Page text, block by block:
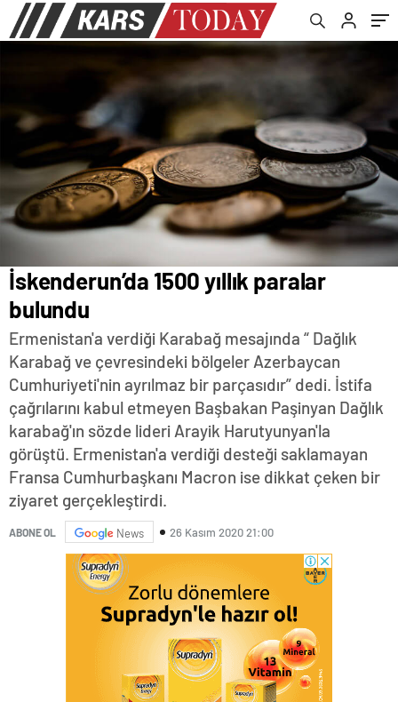
İskenderun’da 1500 yıllık paralar
bulundu
Ermenistan'a verdiği Karabağ mesajında “ Dağlık
Karabağ ve çevresindeki bölgeler Azerbaycan
Cumhuriyeti'nin ayrılmaz bir parçasıdır” dedi. İstifa
çağrılarını kabul etmeyen Başbakan Paşinyan Dağlık
karabağ'ın sözde lideri Arayik Harutyunyan'la
görüştü. Ermenistan'a verdiği desteği saklamayan
Fransa Cumhurbaşkanı Macron ise dikkat çeken bir
ziyaret gerçekleştirdi.
ABONE OL News 26 Kasım 2020 21:00